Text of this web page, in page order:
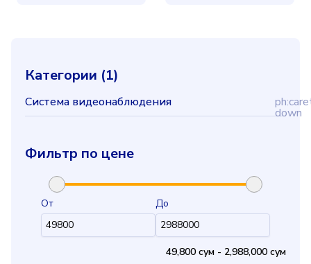
Категории (1)
Система видеонаблюдения
down
Фильтр по цене
От До
49,800 cум - 2,988,000 cум